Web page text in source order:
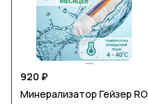
920 ₽
Минерализатор Гейзер RO